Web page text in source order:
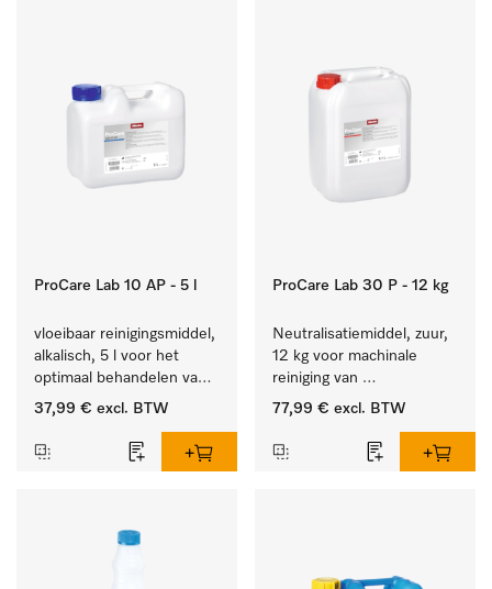
ProCare Lab 10 AP - 5 l
vloeibaar reinigingsmiddel,
alkalisch, 5 l voor het
optimaal behandelen van
laboratoriumhulpstukken.
37,99 € excl. BTW
ProCare Lab 30 P - 12 kg
Neutralisatiemiddel, zuur,
12 kg voor machinale
reiniging van
laboratoriumglaswerk en -
77,99 € excl. BTW